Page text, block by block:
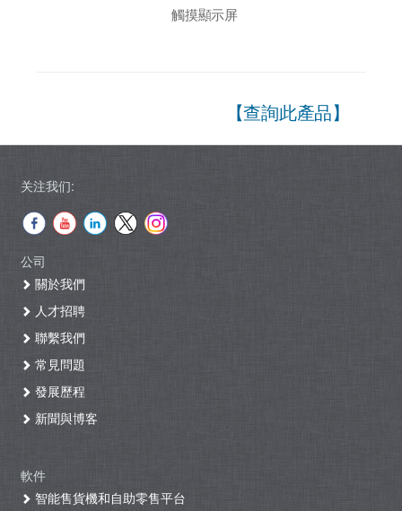
觸摸顯示屏
【查詢此產品】
关注我们:
公司
關於我們
人才招聘
聯繫我們
常見問題
發展歷程
新聞與博客
軟件
智能售貨機和自助零售平台